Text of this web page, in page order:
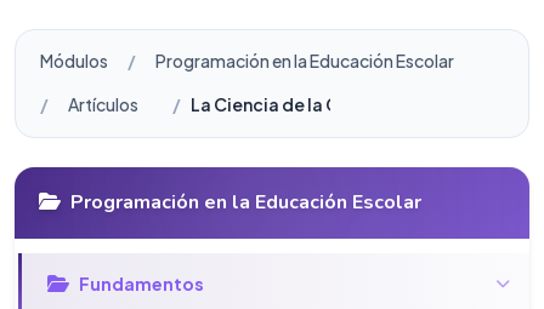
Módulos
Programación en la Educación Escolar
Artículos
La Ciencia de la Computación no es solo
Programación en la Educación Escolar
Fundamentos